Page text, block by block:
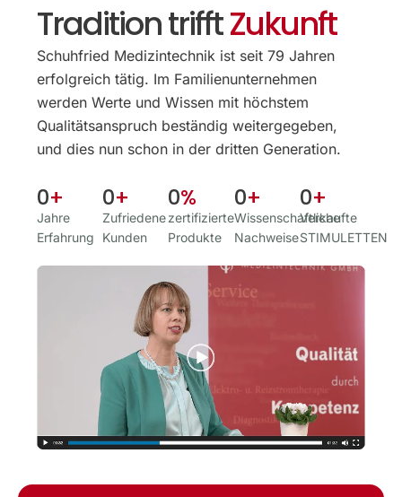
Tradition trifftZukunft
Schuhfried Medizintechnik ist seit 79 Jahren
erfolgreich tätig. Im Familien­unternehmen
werden Werte und Wissen mit höchstem
Qualitäts­anspruch beständig weitergegeben,
und dies nun schon in der dritten Generation.
Jahre
Erfahrung
0+
Zufriedene
Kunden
0+
zertifizierte
Produkte
0%
Wissenschaftliche
Nachweise
0+
Verkaufte
STIMULETTEN
0+